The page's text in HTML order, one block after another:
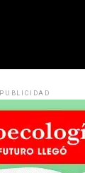
PUBLICIDAD